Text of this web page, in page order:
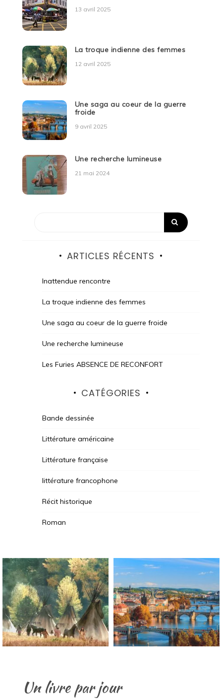
13 avril 2025
La troque indienne des femmes
12 avril 2025
Une saga au coeur de la guerre
froide
9 avril 2025
Une recherche lumineuse
21 mai 2024
ARTICLES RÉCENTS
Inattendue rencontre
La troque indienne des femmes
Une saga au coeur de la guerre froide
Une recherche lumineuse
Les Furies ABSENCE DE RECONFORT
CATÉGORIES
Bande dessinée
Littérature américaine
Littérature française
littérature francophone
Récit historique
Roman
Un livre par jour